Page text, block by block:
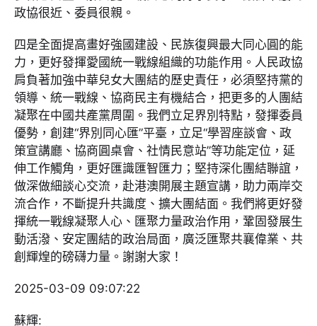
政協很近、委員很親。
四是全面提高畫好強國建設、民族復興最大同心圓的能
力，更好發揮愛國統一戰線組織的功能作用。人民政協
肩負著加強中華兒女大團結的歷史責任，必須堅持黨的
領導、統一戰線、協商民主有機結合，把更多的人團結
凝聚在中國共產黨周圍。我們立足界別特點，發揮委員
優勢，創建“界別同心匯”平臺，立足“學習座談會、政
策宣講廳、協商圓桌會、社情民意站”等功能定位，延
伸工作觸角，更好匯識匯智匯力；堅持深化團結聯誼，
做深做細談心交流，赴港澳開展主題宣講，助力兩岸交
流合作，不斷提升共識度、擴大團結面。我們將更好發
揮統一戰線凝聚人心、匯聚力量政治作用，鞏固發展生
動活潑、安定團結的政治局面，廣泛匯聚共襄偉業、共
創輝煌的磅礴力量。謝謝大家！
2025-03-09 09:07:22
蘇輝: